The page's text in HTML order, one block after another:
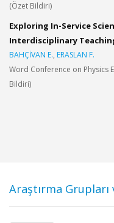
(Özet Bildiri)
Exploring In-Service
Interdisciplinary
BAHÇİVAN E., ERASLAN F.
Word Conference on Physics
Bildiri)
Araştırma